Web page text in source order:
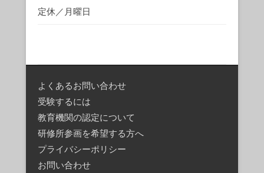
定休／月曜日
よくあるお問い合わせ
受験するには
教育機関の認定について
研修所参画を希望する方へ
プライバシーポリシー
お問い合わせ